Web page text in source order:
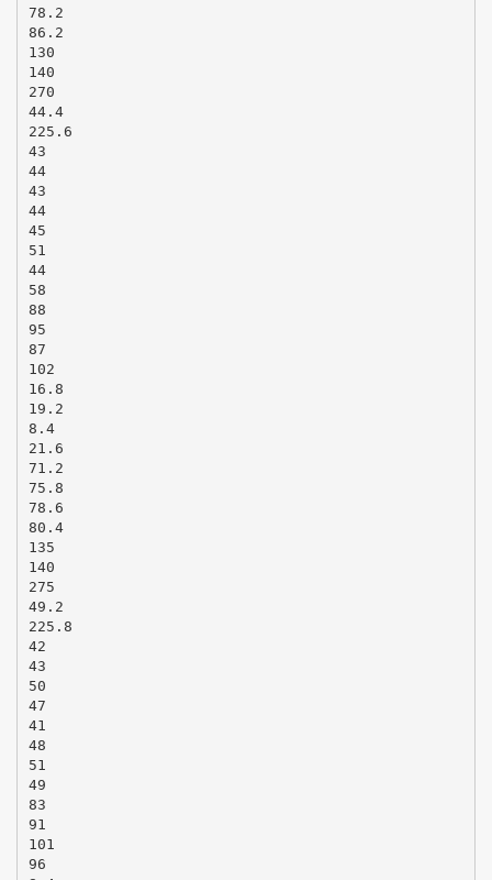
78.2
86.2
130
140
270
44.4
225.6
43
44
43
44
45
51
44
58
88
95
87
102
16.8
19.2
8.4
21.6
71.2
75.8
78.6
80.4
135
140
275
49.2
225.8
42
43
50
47
41
48
51
49
83
91
101
96